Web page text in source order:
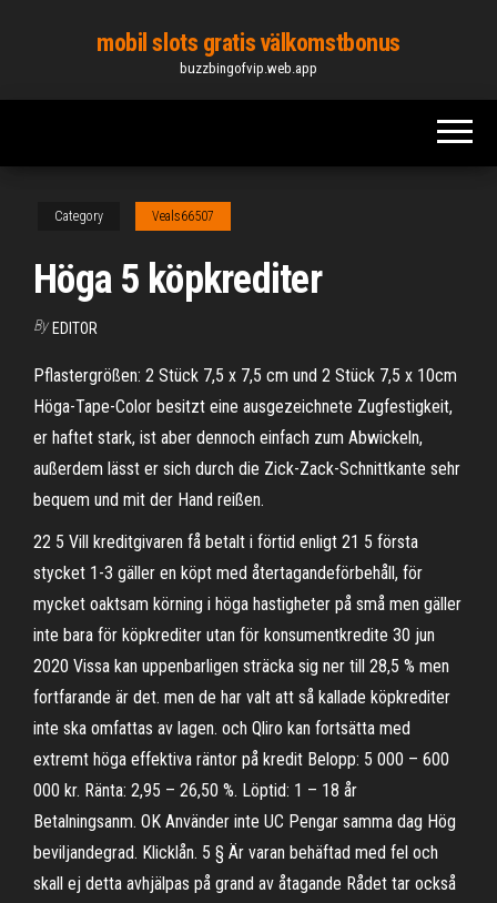
content
mobil slots gratis välkomstbonus
buzzbingofvip.web.app
Category Veals66507
Höga 5 köpkrediter
By EDITOR
Pflastergrößen: 2 Stück 7,5 x 7,5 cm und 2 Stück 7,5 x 10cm
Höga-Tape-Color besitzt eine ausgezeichnete Zugfestigkeit,
er haftet stark, ist aber dennoch einfach zum Abwickeln,
außerdem lässt er sich durch die Zick-Zack-Schnittkante sehr
bequem und mit der Hand reißen.
22 5 Vill kreditgivaren få betalt i förtid enligt 21 5 första
stycket 1-3 gäller en köpt med återtagandeförbehåll, för
mycket oaktsam körning i höga hastigheter på små men gäller
inte bara för köpkrediter utan för konsumentkredite 30 jun
2020 Vissa kan uppenbarligen sträcka sig ner till 28,5 % men
fortfarande är det. men de har valt att så kallade köpkrediter
inte ska omfattas av lagen. och Qliro kan fortsätta med
extremt höga effektiva räntor på kredit Belopp: 5 000 – 600
000 kr. Ränta: 2,95 – 26,50 %. Löptid: 1 – 18 år
Betalningsanm. OK Använder inte UC Pengar samma dag Hög
beviljandegrad. Klicklån. 5 § Är varan behäftad med fel och
skall ej detta avhjälpas på grand av åtagande Rådet tar också